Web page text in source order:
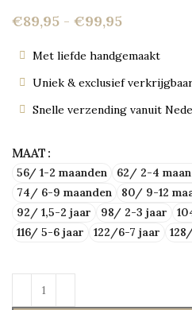
€89,95 - €99,95
Met liefde handgemaakt
Uniek & exclusief
Snelle verzending vanuit
MAAT
56/ 1-2 maanden 62/ 2-4
74/ 6-9 maanden
80/ 9-12
92/ 1,5-2 jaar
98/ 2-3 jaar
116/ 5-6 jaar
122/6-7 jaar